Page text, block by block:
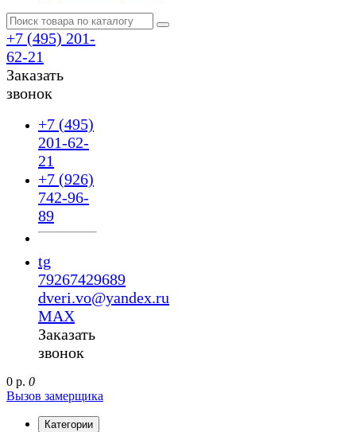
+7 (495) 201-
62-21
Заказать
звонок
+7 (495)
201-62-
21
+7 (926)
742-96-
89
tg
79267429689
dveri.vo@yandex.ru
MAX
Заказать
звонок
0 р. 0
Вызов замерщика
Категории